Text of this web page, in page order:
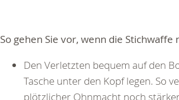
So gehen Sie vor, wenn die
Den Verletzten bequem auf den
Tasche unter den Kopf legen. So
plötzlicher Ohnmacht noch